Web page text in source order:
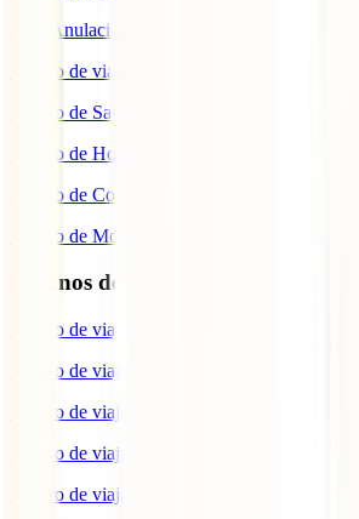
IATI Anulación Premium
Seguro de viaje COVID
Seguro de Salud
Seguro de Hogar
Seguro de Coche
Seguro de Moto
Destinos de interés
Seguro de viaje a EEUU
Seguro de viaje a Indonesia
Seguro de viaje a Marruecos
Seguro de viaje a Reino Unido
Seguro de viaje a México